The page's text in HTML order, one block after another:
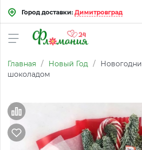
Город доставки: Димитровград
Главная / Новый Год /
шоколадом